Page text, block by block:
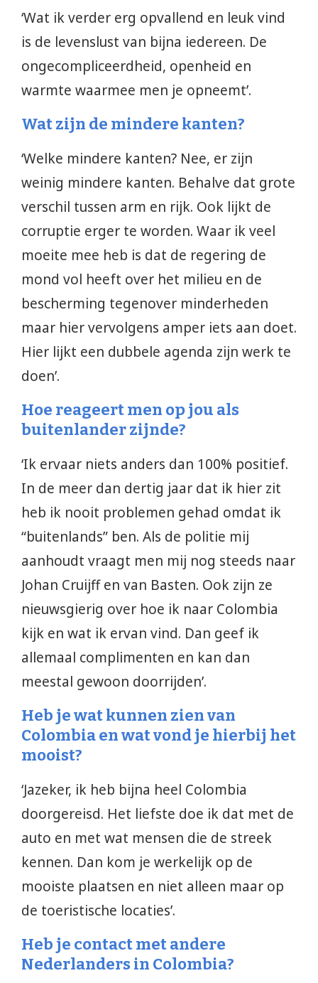
‘Wat ik verder erg opvallend en leuk vind
is de levenslust van bijna iedereen. De
ongecompliceerdheid, openheid en
warmte waarmee men je opneemt’.
Wat zijn de mindere kanten?
‘Welke mindere kanten? Nee, er zijn
weinig mindere kanten. Behalve dat grote
verschil tussen arm en rijk. Ook lijkt de
corruptie erger te worden. Waar ik veel
moeite mee heb is dat de regering de
mond vol heeft over het milieu en de
bescherming tegenover minderheden
maar hier vervolgens amper iets aan doet.
Hier lijkt een dubbele agenda zijn werk te
doen’.
Hoe reageert men op jou als
buitenlander zijnde?
‘Ik ervaar niets anders dan 100% positief.
In de meer dan dertig jaar dat ik hier zit
heb ik nooit problemen gehad omdat ik
“buitenlands” ben. Als de politie mij
aanhoudt vraagt men mij nog steeds naar
Johan Cruijff en van Basten. Ook zijn ze
nieuwsgierig over hoe ik naar Colombia
kijk en wat ik ervan vind. Dan geef ik
allemaal complimenten en kan dan
meestal gewoon doorrijden’.
Heb je wat kunnen zien van
Colombia en wat vond je hierbij het
mooist?
‘Jazeker, ik heb bijna heel Colombia
doorgereisd. Het liefste doe ik dat met de
auto en met wat mensen die de streek
kennen. Dan kom je werkelijk op de
mooiste plaatsen en niet alleen maar op
de toeristische locaties’.
Heb je contact met andere
Nederlanders in Colombia?